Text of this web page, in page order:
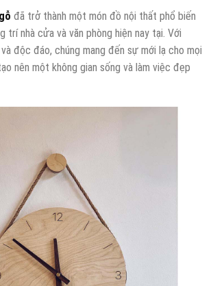
đã trở thành một món đồ nội thất phổ biến
nhà cửa và văn phòng hiện nay tại. Với
độc đáo, chúng mang đến sự mới lạ cho mọi
nên một không gian sống và làm việc đẹp